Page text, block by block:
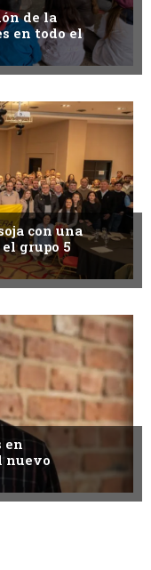
de la
en todo el
con una
grupo 5
en
nuevo